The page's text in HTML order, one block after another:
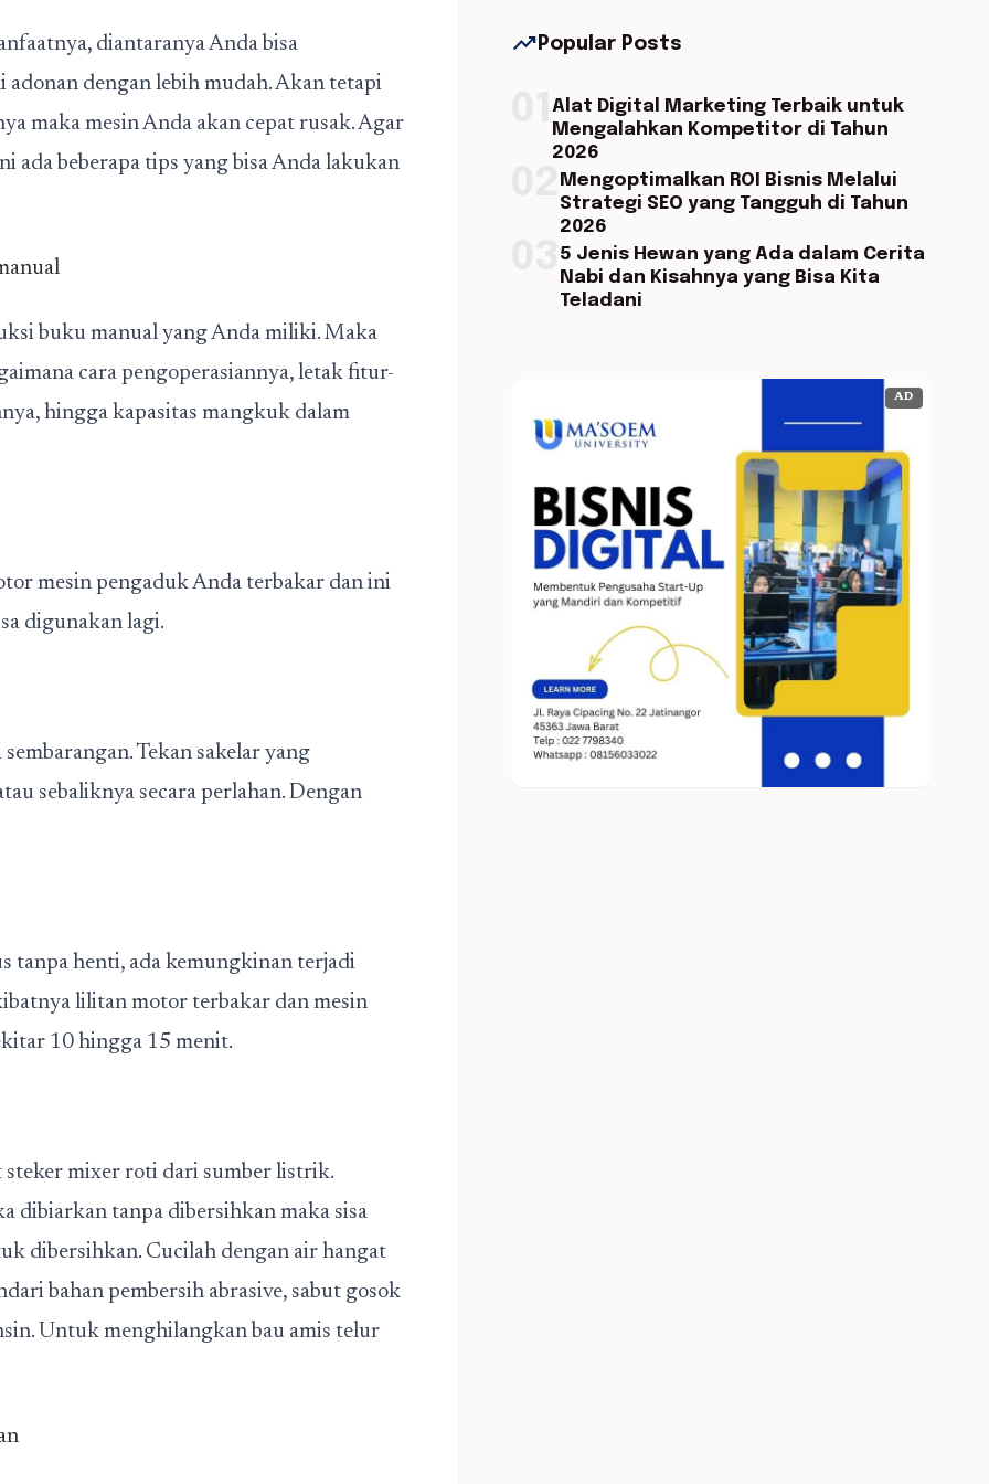
diantaranya Anda bisa
dengan lebih mudah. Akan tetapi
maka mesin Anda akan cepat rusak. Agar
ada beberapa tips yang bisa Anda lakukan
buku manual yang Anda miliki. Maka
cara pengoperasiannya, letak fitur-
hingga kapasitas mangkuk dalam
mesin pengaduk Anda terbakar dan ini
digunakan lagi.
Tekan sakelar yang
sebaliknya secara perlahan. Dengan
tanpa henti, ada kemungkinan terjadi
lilitan motor terbakar dan mesin
10 hingga 15 menit.
steker mixer roti dari sumber listrik.
dibiarkan tanpa dibersihkan maka sisa
dibersihkan. Cucilah dengan air hangat
bahan pembersih abrasive, sabut gosok
Untuk menghilangkan bau amis telur
trending_up Popular Posts
Alat Digital Marketing Terbaik untuk
Mengalahkan Kompetitor di Tahun
2026
Mengoptimalkan ROI Bisnis Melalui
Strategi SEO yang Tangguh di Tahun
2026
5 Jenis Hewan yang Ada dalam Cerita
Nabi dan Kisahnya yang Bisa Kita
Teladani
AD